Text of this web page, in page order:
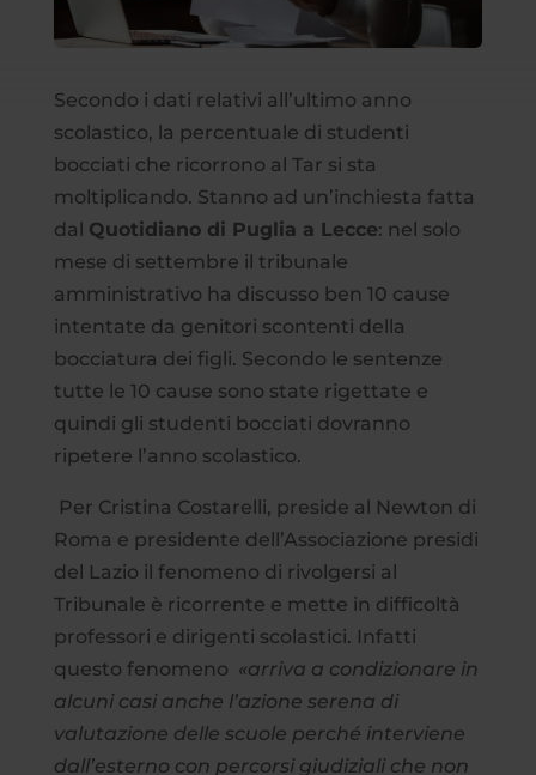
Secondo i dati relativi all’ultimo anno
scolastico, la percentuale di studenti
bocciati che ricorrono al Tar si sta
moltiplicando. Stanno ad un’inchiesta fatta
dal Quotidiano di Puglia a Lecce: nel solo
mese di settembre il tribunale
amministrativo ha discusso ben 10 cause
intentate da genitori scontenti della
bocciatura dei figli. Secondo le sentenze
tutte le 10 cause sono state rigettate e
quindi gli studenti bocciati dovranno
ripetere l’anno scolastico.
Per Cristina Costarelli, preside al Newton di
Roma e presidente dell’Associazione presidi
del Lazio il fenomeno di rivolgersi al
Tribunale è ricorrente e mette in difficoltà
professori e dirigenti scolastici. Infatti
questo fenomeno «arriva a condizionare in
alcuni casi anche l’azione serena di
valutazione delle scuole perché interviene
dall’esterno con percorsi giudiziali che non